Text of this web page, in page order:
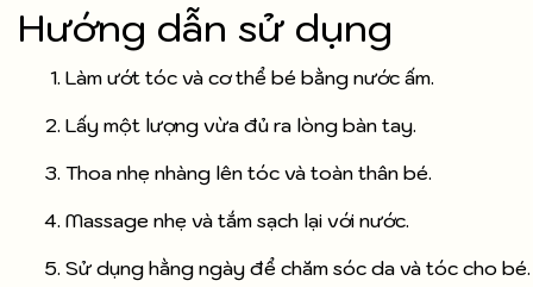
Hướng dẫn sử dụng
Làm ướt tóc và cơ thể bé bằng nước ấm.
Lấy một lượng vừa đủ ra lòng bàn tay.
Thoa nhẹ nhàng lên tóc và toàn thân bé.
Massage nhẹ và tắm sạch lại với nước.
Sử dụng hằng ngày để chăm sóc da và tóc cho bé.